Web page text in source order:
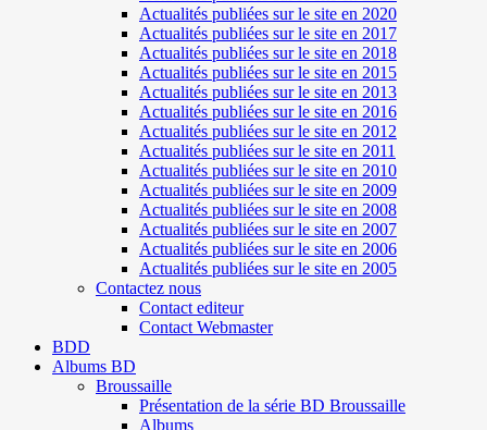
Actualités publiées sur le site en 2020
Actualités publiées sur le site en 2017
Actualités publiées sur le site en 2018
Actualités publiées sur le site en 2015
Actualités publiées sur le site en 2013
Actualités publiées sur le site en 2016
Actualités publiées sur le site en 2012
Actualités publiées sur le site en 2011
Actualités publiées sur le site en 2010
Actualités publiées sur le site en 2009
Actualités publiées sur le site en 2008
Actualités publiées sur le site en 2007
Actualités publiées sur le site en 2006
Actualités publiées sur le site en 2005
Contactez nous
Contact editeur
Contact Webmaster
BDD
Albums BD
Broussaille
Présentation de la série BD Broussaille
Albums